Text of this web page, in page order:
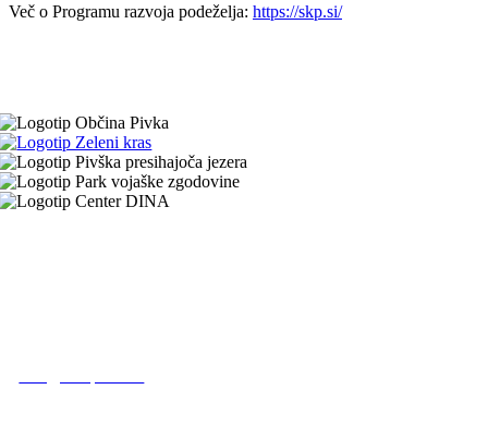
Več o Programu razvoja podeželja: https://skp.si/